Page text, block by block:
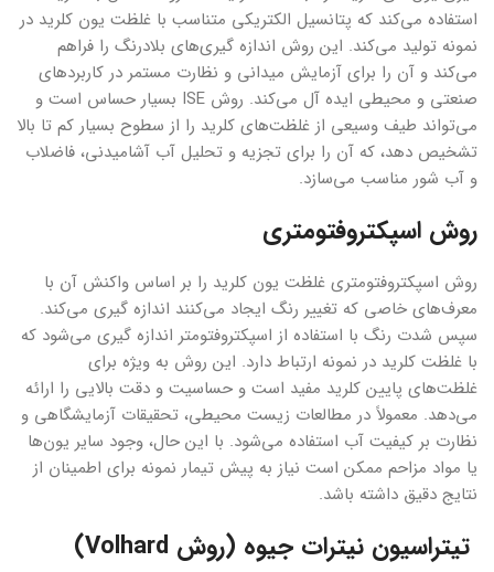
استفاده می‌کند که پتانسیل الکتریکی متناسب با غلظت یون کلرید در
نمونه تولید می‌کند. این روش اندازه گیری‌های بلادرنگ را فراهم
می‌کند و آن را برای آزمایش میدانی و نظارت مستمر در کاربردهای
صنعتی و محیطی ایده آل می‌کند. روش ISE بسیار حساس است و
می‌تواند طیف وسیعی از غلظت‌‌‌های کلرید را از سطوح بسیار کم تا بالا
تشخیص دهد، که آن را برای تجزیه و تحلیل آب آشامیدنی، فاضلاب
و آب شور مناسب می‌سازد.
روش اسپکتروفتومتری
روش اسپکتروفتومتری غلظت یون کلرید را بر اساس واکنش آن با
معرف‌های خاصی که تغییر رنگ ایجاد می‌کنند اندازه گیری می‌کند.
سپس شدت رنگ با استفاده از اسپکتروفتومتر اندازه گیری می‌شود که
با غلظت کلرید در نمونه ارتباط دارد. این روش به ویژه برای
غلظت‌های پایین کلرید مفید است و حساسیت و دقت بالایی را ارائه
می‌دهد. معمولاً در مطالعات زیست محیطی، تحقیقات آزمایشگاهی و
نظارت بر کیفیت آب استفاده می‌شود. با این حال، وجود سایر یون‌ها
یا مواد مزاحم ممکن است نیاز به پیش تیمار نمونه برای اطمینان از
نتایج دقیق داشته باشد.
تیتراسیون نیترات جیوه (روش Volhard)